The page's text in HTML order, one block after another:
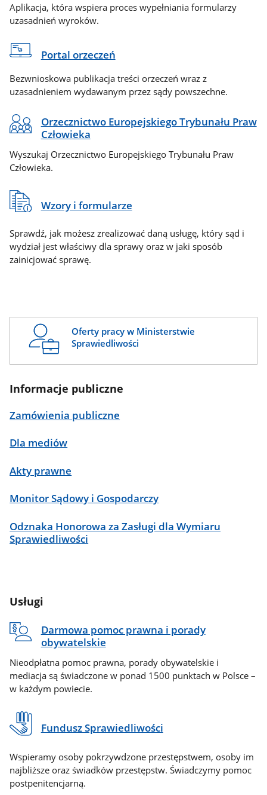
Aplikacja, która wspiera proces wypełniania formularzy
uzasadnień wyroków.
Portal orzeczeń
Bezwnioskowa publikacja treści orzeczeń wraz z
uzasadnieniem wydawanym przez sądy powszechne.
Orzecznictwo Europejskiego Trybunału Praw
Człowieka
Wyszukaj Orzecznictwo Europejskiego Trybunału Praw
Człowieka.
Wzory i formularze
Sprawdź, jak możesz zrealizować daną usługę, który sąd i
wydział jest właściwy dla sprawy oraz w jaki sposób
zainicjować sprawę.
Oferty pracy w Ministerstwie
Sprawiedliwości
Informacje publiczne
Zamówienia publiczne
Dla mediów
Akty prawne
Monitor Sądowy i Gospodarczy
Odznaka Honorowa za Zasługi dla Wymiaru
Sprawiedliwości
Usługi
Darmowa pomoc prawna i porady
obywatelskie
Nieodpłatna pomoc prawna, porady obywatelskie i
mediacja są świadczone w ponad 1500 punktach w Polsce –
w każdym powiecie.
Fundusz Sprawiedliwości
Wspieramy osoby pokrzywdzone przestępstwem, osoby im
najbliższe oraz świadków przestępstw. Świadczymy pomoc
postpenitencjarną.